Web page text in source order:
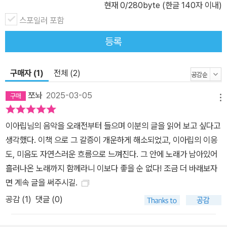
현재 0/280byte (한글 140자 이내)
스포일러 포함
등록
구매자 (1) 전체 (2)
쪼놔2025-03-05
이아립님의 음악을 오래전부터 들으며 이분의 글을 읽어 보고 싶다고
생각했다. 이책 으로 그 갈증이 개운하게 해소되었고, 이아립의 이응
도, 미음도 자연스러운 흐름으로 느껴진다. 그 안에 노래가 남아있어
흘러나온 노래까지 함께라니 이보다 좋을 순 없다! 조금 더 바래보자
면 계속 글을 써주시길.
공감 (1) 댓글 (0)